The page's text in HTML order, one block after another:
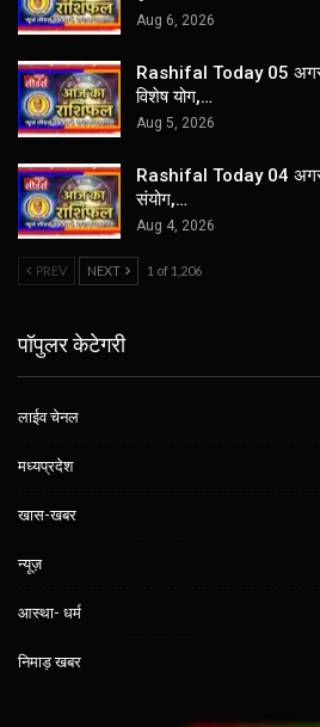
Aug 6, 2026
Rashifal Today 05
विशेष योग,…
Aug 5, 2026
Rashifal Today 04
संयोग,…
Aug 4, 2026
PREV NEXT 1 of 1,206
पॉपुलर केटेगरी
लाईव चेनल
मध्यप्रदेश
खास-खबर
न्यूज़
आस्था- धर्म
निमाड़ खबर